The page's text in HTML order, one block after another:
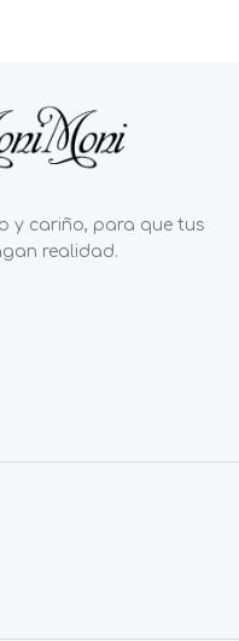
y cariño, para que tus
realidad.